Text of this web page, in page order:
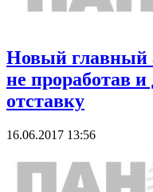
Новый главный
не проработав и
отставку
16.06.2017 13:56